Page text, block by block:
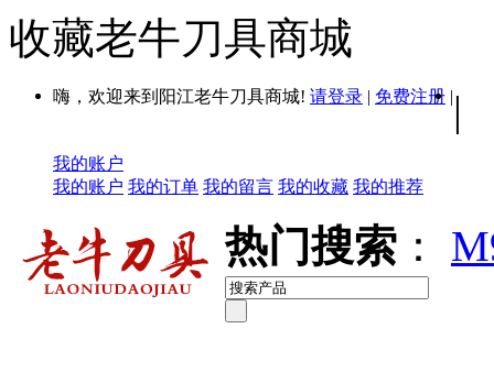
收藏老牛刀具商城
嗨，欢迎来到阳江老牛刀具商城! 请登录 | 免费注册 | |
我的账户
我的账户 我的订单 我的留言 我的收藏 我的推荐
热门搜索 ：